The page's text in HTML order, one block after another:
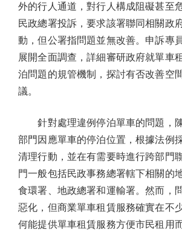
外的行人通道，對行人構成阻礙甚至
民政總署投訴，要求該署聯同相關政
動，但公署指問題並無改善。申訴專
展開全面調查，詳細審研政府就單車
泊問題的規管機制，探討有否改善空
議。
針對處理違例停泊單車的問題，
部門因應單車的停泊位置，根據法例
清理行動，並在有需要時進行跨部門
門一般包括民政事務總署轄下相關的
食環署、地政總署和運輸署。然而，
惡化，但商業單車租賃服務確實在不
何能提供單車租賃服務方便市民租用